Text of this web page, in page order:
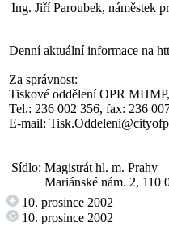
Ing. Jiří Paroubek, náměstek
Denní aktuální informace na
Za správnost:
Tiskové oddělení OPR
Tel.: 236 002 356, fax: 236
E-mail:
Sídlo: Magistrát hl. m. Prahy
Mariánské nám. 2, 110
10. prosince 2002
10. prosince 2002